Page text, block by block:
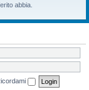
abbia.